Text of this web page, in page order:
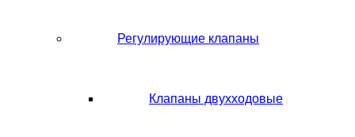
Регулирующие клапаны
Клапаны двухходовые